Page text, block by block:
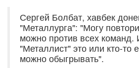
Сергей Болбат, хавбек
"Металлурга": "Могу
можно против всех команд.
"Металлист" это или кто-то
можно обыгрывать".